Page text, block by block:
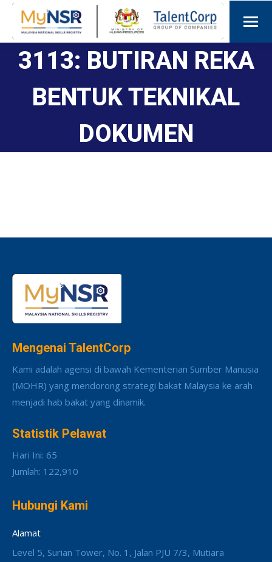
3113: BUTIRAN REKA
BENTUK TEKNIKAL
DOKUMEN
Mengenai TalentCorp
Kami adalah agensi di bawah Kementerian Sumber Manusia
(MOHR) yang mendorong strategi bakat Malaysia ke arah
menjadi hab bakat yang dinamik.
Statistik Pelawat
Hari Ini: 65
Jumlah: 122,910
Hubungi Kami
Alamat
Level 5, Surian Tower, No. 1, Jalan PJU 7/3, Mutiara